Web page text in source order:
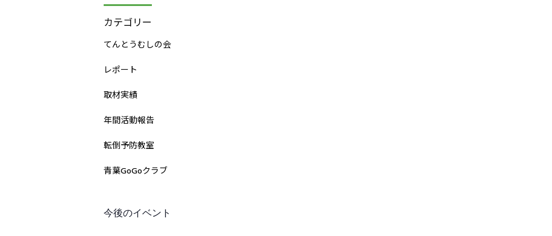
カテゴリー
てんとうむしの会
レポート
取材実績
年間活動報告
転倒予防教室
青葉GoGoクラブ
今後のイベント